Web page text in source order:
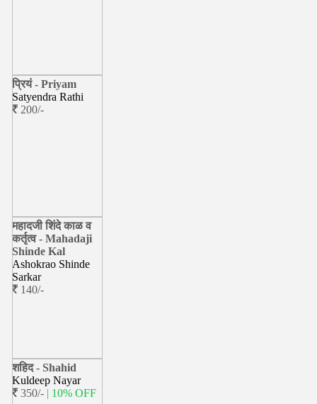
प्रियं - Priyam
Satyendra Rathi
200/-
महादजी शिंदे काळ व
कर्तृत्व - Mahadaji
Shinde Kal
Ashokrao Shinde
Sarkar
140/-
शहिद - Shahid
Kuldeep Nayar
350/- | 10% OFF